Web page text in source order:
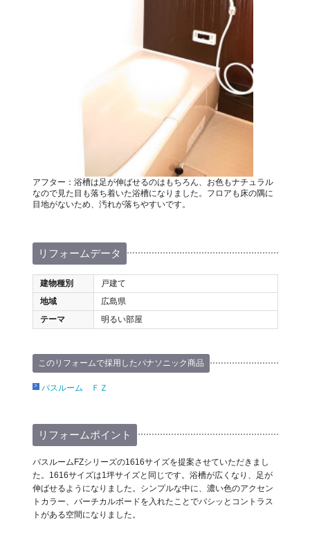
アフター：浴槽は足が伸ばせるのはもちろん、お色もナチュラル
なので見た目も落ち着いた浴槽になりました。フロアも床の隅に
目地がないため、汚れが落ちやすいです。
リフォームデータ
建物種別
戸建て
地域
広島県
テーマ
明るい部屋
このリフォームで採用したパナソニック商品
バスルーム ＦＺ
リフォームポイント
バスルームFZシリーズの1616サイズを提案させていただきまし
た。1616サイズは1坪サイズと同じです。浴槽が広くなり、足が
伸ばせるようになりました。シンプルな中に、濃い色のアクセン
トカラー、バーチカルボードを入れたことでバシッとコントラス
トがある空間になりました。